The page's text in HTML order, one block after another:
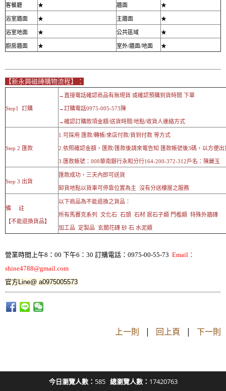
客餐廳 ★ 牆面 ★
浴室牆面 ★ 主牆面 ★
浴室地面 ★ 公共區域 ★
廚房牆面 ★ 室外/牆面/地面 ★
【新永興磁磚購物流程】：
Step1 訂購
→直接電話確認商品有無現貨 或確認預購到貨時間 下單
→訂購電話0975-005-573陳
→確認訂購款項金額/送貨時間/地點/收貨人連絡方式
Step 2 匯款
1.可採用 匯款/轉帳/來店付款/貨到付款 等方式
2.依照確認金額，匯款/匯款後請來電告知 匯款帳號後3碼，以方便出
3.匯款帳號：008華南銀行永和分行164-200-372-312戶名：陳麗玉
Step 3 出貨
匯款成功，三天內即可送貨
卸貨地點以貨車可停靠位置為主 沒有分送樓層之服務
備 註
【不能退換貨品】
以下商品為不能退換之貨品：
所有馬賽克系列 文化石 石頭 石材 抿石子類 門檻類 特殊外牆磚
加工品 定製品 玄關花磚 砂 石 水泥類
營業時間上午8：00 下午6：30 訂購電話：0975-00-55-73 Email：
shine4788@gmail.com
官方Line@ a0975005573
上一則 | 回上頁 | 下一則
今日瀏覽人數： 585 總瀏覽人數： 17420763